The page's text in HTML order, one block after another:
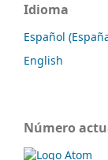
Idioma
Español
English
Número